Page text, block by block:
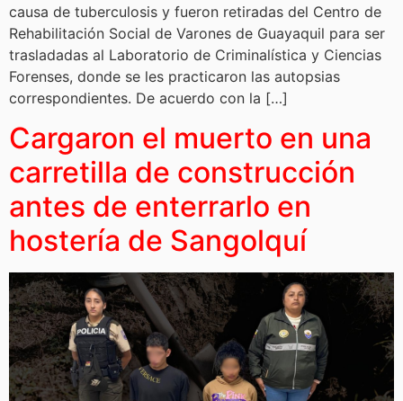
causa de tuberculosis y fueron retiradas del Centro de
Rehabilitación Social de Varones de Guayaquil para ser
trasladadas al Laboratorio de Criminalística y Ciencias
Forenses, donde se les practicaron las autopsias
correspondientes. De acuerdo con la […]
Cargaron el muerto en una
carretilla de construcción
antes de enterrarlo en
hostería de Sangolquí